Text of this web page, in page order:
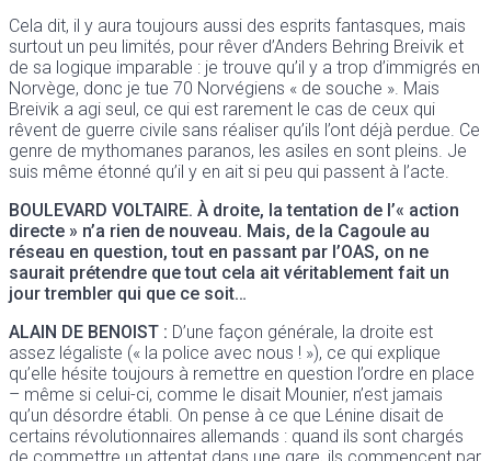
Cela dit, il y aura toujours aussi des esprits fantasques, mais
surtout un peu limités, pour rêver d’Anders Behring Breivik et
de sa logique imparable : je trouve qu’il y a trop d’immigrés en
Norvège, donc je tue 70 Norvégiens « de souche ». Mais
Breivik a agi seul, ce qui est rarement le cas de ceux qui
rêvent de guerre civile sans réaliser qu’ils l’ont déjà perdue. Ce
genre de mythomanes paranos, les asiles en sont pleins. Je
suis même étonné qu’il y en ait si peu qui passent à l’acte.
BOULEVARD VOLTAIRE. À droite, la tentation de l’« action
directe » n’a rien de nouveau. Mais, de la Cagoule au
réseau en question, tout en passant par l’OAS, on ne
saurait prétendre que tout cela ait véritablement fait un
jour trembler qui que ce soit…
ALAIN DE BENOIST : D’une façon générale, la droite est
assez légaliste (« la police avec nous ! »), ce qui explique
qu’elle hésite toujours à remettre en question l’ordre en place
– même si celui-ci, comme le disait Mounier, n’est jamais
qu’un désordre établi. On pense à ce que Lénine disait de
certains révolutionnaires allemands : quand ils sont chargés